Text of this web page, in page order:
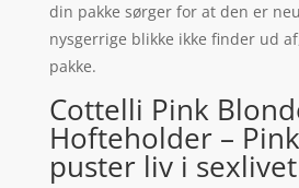
din pakke sørger for at den er
nysgerrige blikke ikke finder ud
pakke.
Cottelli Pink
Hofteholder –
puster liv i sexlivet